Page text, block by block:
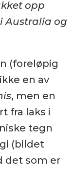
opp
Australia og
(foreløpig
en av
, men en
fra laks i
tegn
(bildet
det som er